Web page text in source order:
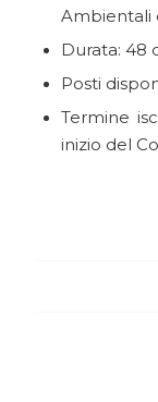
Ambientali
Durata: 48
Posti
Termine
inizio del